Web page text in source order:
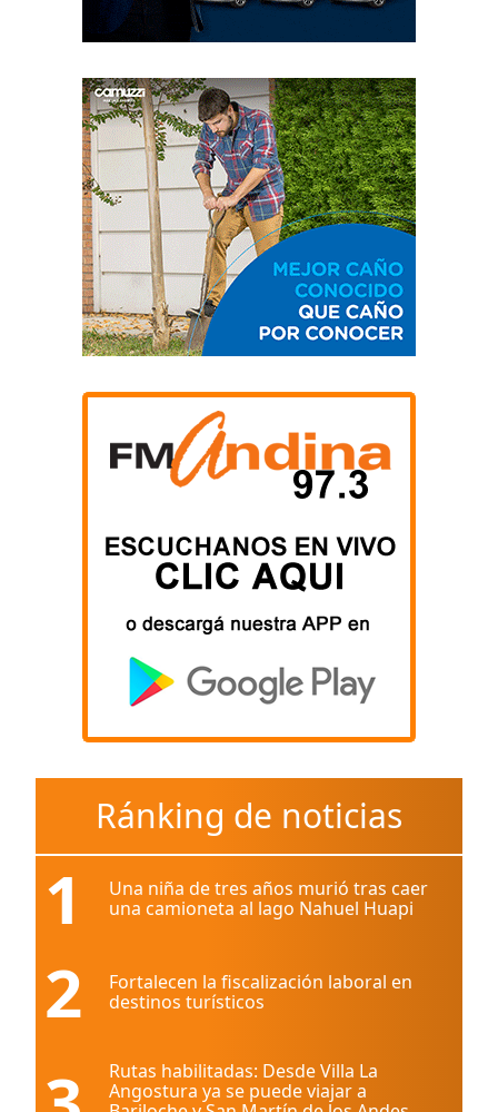
Ránking de noticias
1
Una niña de tres años murió tras caer
una camioneta al lago Nahuel Huapi
2
Fortalecen la fiscalización laboral en
destinos turísticos
Rutas habilitadas: Desde Villa La
Angostura ya se puede viajar a